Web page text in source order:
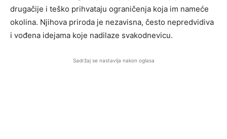
drugačije i teško prihvataju ograničenja koja im nameće
okolina. Njihova priroda je nezavisna, često nepredvidiva
i vođena idejama koje nadilaze svakodnevicu.
Sadržaj se nastavlja nakon oglasa